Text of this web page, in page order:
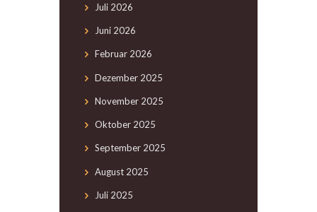
Juli 2026
Juni 2026
Februar 2026
Dezember 2025
November 2025
Oktober 2025
September 2025
August 2025
Juli 2025